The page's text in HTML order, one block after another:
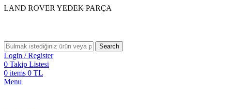
LAND ROVER YEDEK PARÇA
Search
Login / Register
0 Takip Listesi
0 items 0 TL
Menu